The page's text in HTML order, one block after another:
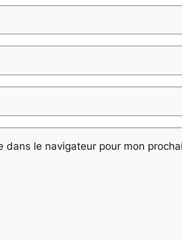
le navigateur pour mon